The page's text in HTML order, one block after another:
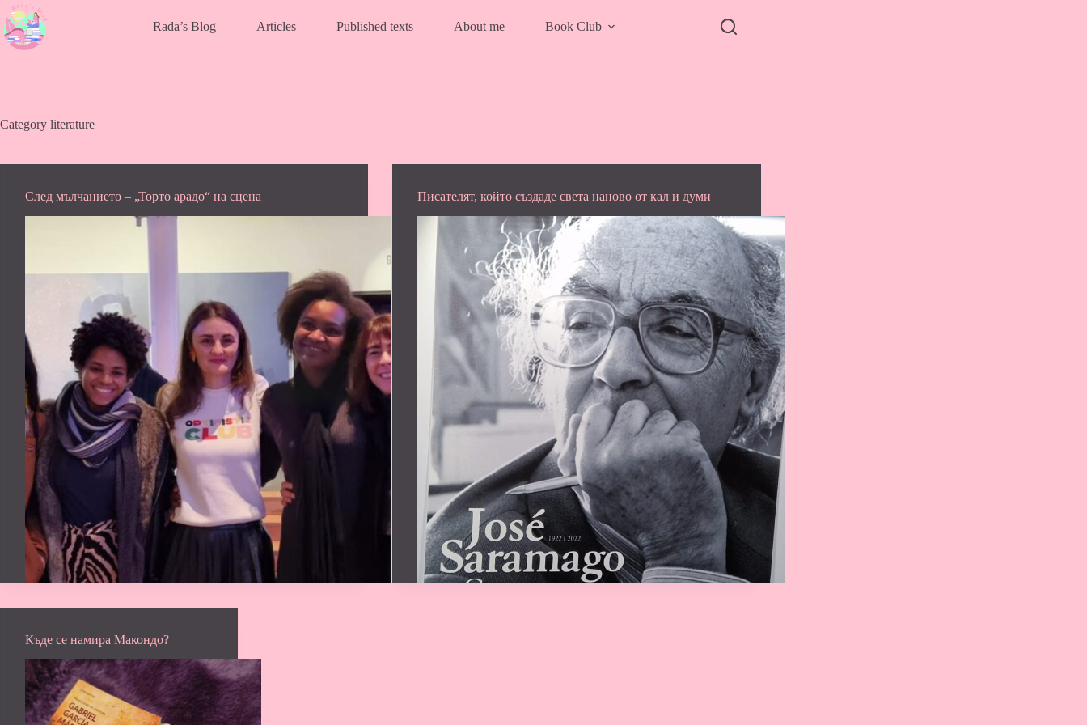
Skip
to
content
Rada’s Blog Articles Published texts About me Book Club
Category literature
След мълчанието – „Торто арадо“ на сцена Писателят, който създаде света наново от кал и думи
Къде се намира Макондо?